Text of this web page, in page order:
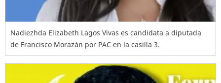
Nadiezhda Elizabeth Lagos Vivas es candidata a diputada
de Francisco Morazán por PAC en la casilla 3.